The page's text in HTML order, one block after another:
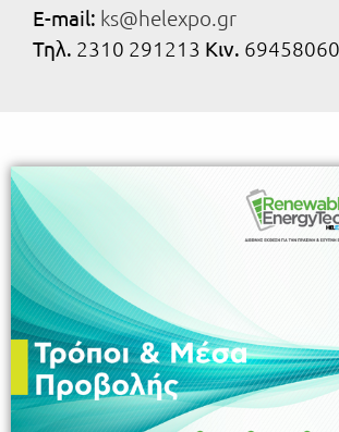
Ε-mail: ks@helexpo.gr
Τηλ. 2310 291213 Κιν.